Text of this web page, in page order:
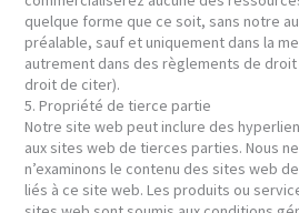
quelque forme que ce soit, sans notre
préalable, sauf et uniquement dans la
autrement dans des règlements de
droit de citer).
5. Propriété de tierce partie
Notre site web peut inclure des
aux sites web de tierces parties. Nous
n’examinons le contenu des sites web
liés à ce site web. Les produits ou